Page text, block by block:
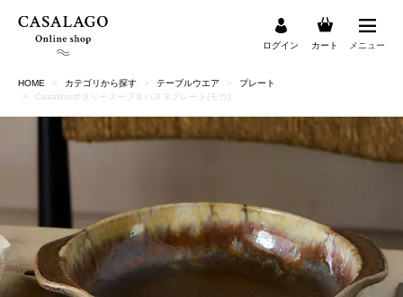
ログイン カート メニュー
HOME カテゴリから探す テーブルウエア
プレート
Casafinaポタリースープ＆パスタプレート(モカ)
検索